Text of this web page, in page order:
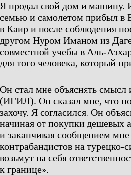
Я продал свой дом и машину.
семью и самолетом прибыл в
в Каир и после соблюдения
другом Нуром Иманом из
совместной учебы в Аль-
для того человека, который
Он стал мне объяснять смысл
(ИГИЛ). Он сказал мне, что
захочу. Я согласился. Он
начиная от покупки дешевых
и заканчивая сообщением
контрабандистов на
возьмут на себя
к границе».